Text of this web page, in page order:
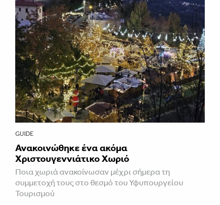
GUIDE
Ανακοινώθηκε ένα ακόμα
Χριστουγεννιάτικο Χωριό
Ποια χωριά ανακοίνωσαν μέχρι σήμερα τη
συμμετοχή τους στο θεσμό του Υφυπουργείου
Τουρισμού